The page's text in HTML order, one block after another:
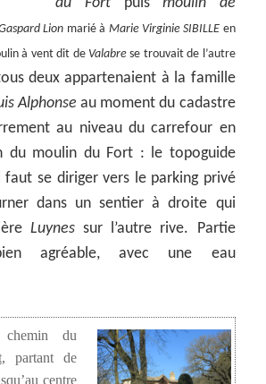
Lion marié à Marie Virginie SIBILLE en
à vent dit de Valabrese trouvait de l’autre
deux appartenaient à la famille
Alphonse au moment du cadastre
au niveau du carrefour en
du moulin du Fort : le topoguide
faut se diriger vers le parking privé
dans un sentier à droite qui
Luynessur l’autre rive. Partie
agréable, avec une eau
du
, partant de